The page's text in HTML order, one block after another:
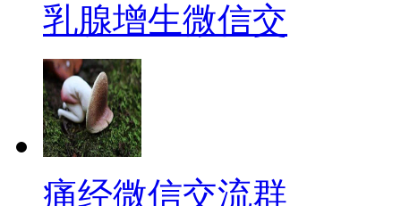
乳腺增生微信交
痛经微信交流群